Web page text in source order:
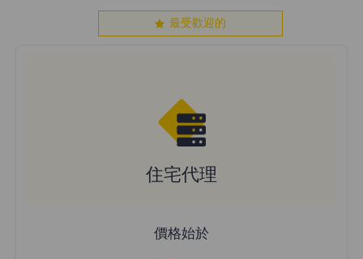
最受歡迎的
住宅代理
價格始於